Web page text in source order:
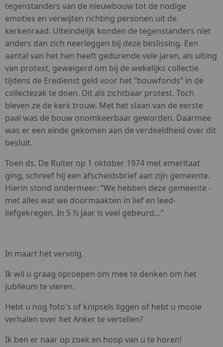
tegenstanders van de nieuwbouw tot de nodige
emoties en verwijten richting personen uit de
kerkenraad. Uiteindelijk konden de tegenstanders niet
anders dan zich neerleggen bij deze beslissing. Een
aantal van het hen heeft gedurende vele jaren, als uiting
van protest, geweigerd om bij de wekelijks collectie
tijdens de Eredienst geld voor het “bouwfonds” in de
collectezak te doen. Dit als zichtbaar protest. Toch
bleven ze de kerk trouw. Met het slaan van de eerste
paal was de bouw onomkeerbaar geworden. Daarmee
was er een einde gekomen aan de verdeeldheid over dit
besluit.
Toen ds. De Ruiter op 1 oktober 1974 met emeritaat
ging, schreef hij een afscheidsbrief aan zijn gemeente.
Hierin stond ondermeer: “We hebben deze gemeente -
met alles wat we doormaakten in lief en leed-
liefgekregen. In 5 ½ jaar is veel gebeurd…”
In maart het vervolg.
Ik wil u graag oproepen om mee te denken om het
jubileum te vieren.
Hebt u nog foto's of knipsels liggen of hebt u mooie
verhalen over het Anker te vertellen?
Ik ben er naar op zoek en hoop van u te horen!